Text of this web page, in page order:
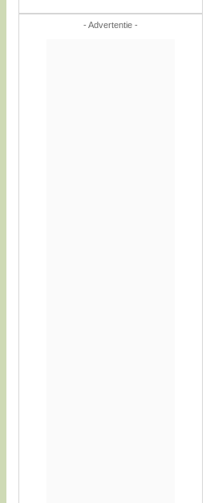
- Advertentie -